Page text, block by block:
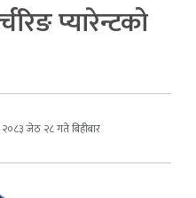
प्यारेन्टको
२०८३ जेठ २८ गते बिहीबार